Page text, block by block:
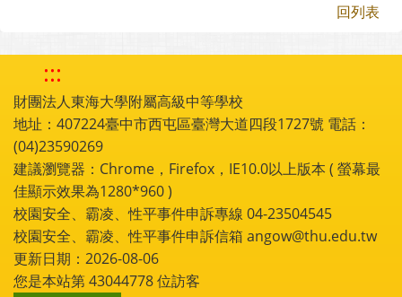
回列表
:::
財團法人東海大學附屬高級中等學校
地址：407224臺中市西屯區臺灣大道四段1727號 電話：
(04)23590269
建議瀏覽器：Chrome，Firefox，IE10.0以上版本 ( 螢幕最
佳顯示效果為1280*960 )
校園安全、霸凌、性平事件申訴專線 04-23504545
校園安全、霸凌、性平事件申訴信箱 angow@thu.edu.tw
更新日期：2026-08-06
您是本站第43044778位訪客